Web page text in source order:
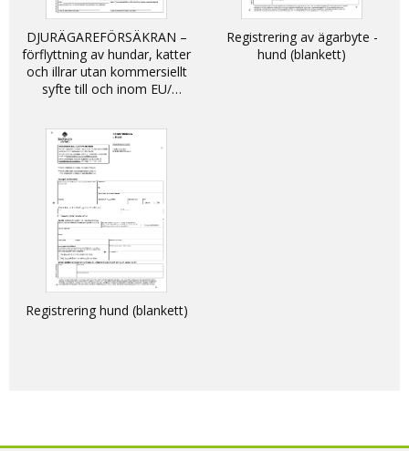
DJURÄGAREFÖRSÄKRAN –
förflyttning av hundar, katter
och illrar utan kommersiellt
syfte till och inom EU/
dogs, cats and ferrets into
and within the EU
Registrering av ägarbyte -
hund (blankett)
Registrering hund (blankett)